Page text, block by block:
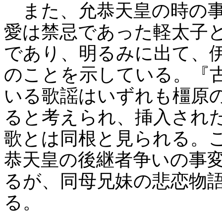
また、允恭天皇の時の
愛は禁忌であった軽太子
であり、明るみに出て、
のことを示している。『
いる歌謡はいずれも橿原
ると考えられ、挿入され
歌とは同根と見られる。
恭天皇の後継者争いの事
るが、同母兄妹の悲恋物
る。